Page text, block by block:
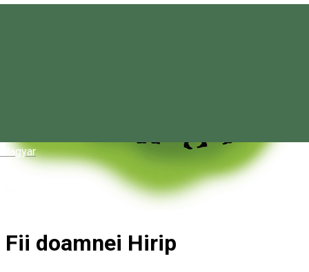
Magyar
Fii doamnei Hirip